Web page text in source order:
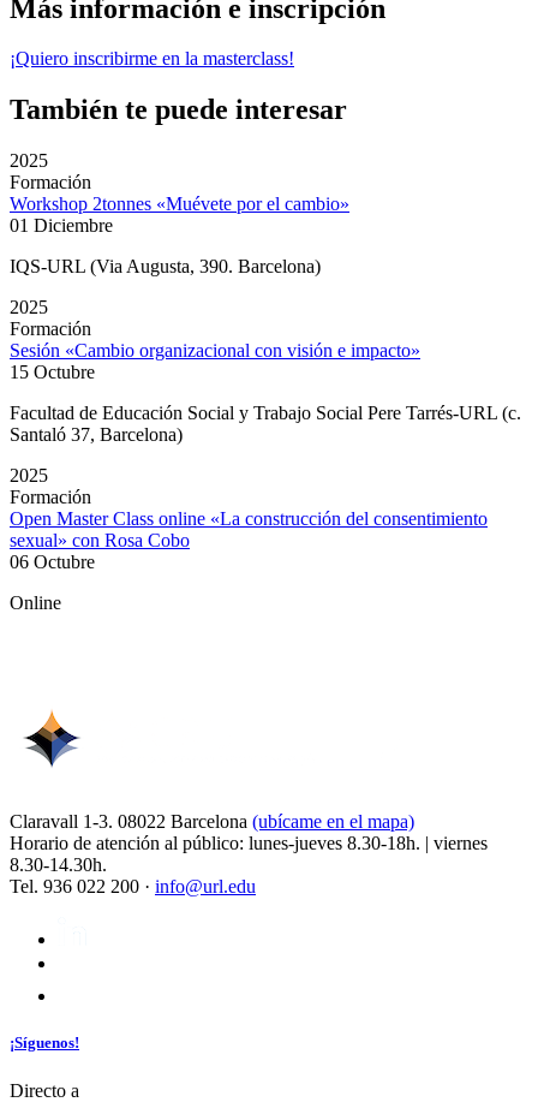
Más información e inscripción
¡Quiero inscribirme en la masterclass!
También te puede interesar
2025
Formación
Workshop 2tonnes «Muévete por el cambio»
01 Diciembre
IQS-URL (Via Augusta, 390. Barcelona)
2025
Formación
Sesión «Cambio organizacional con visión e impacto»
15 Octubre
Facultad de Educación Social y Trabajo Social Pere Tarrés-URL (c.
Santaló 37, Barcelona)
2025
Formación
Open Master Class online «La construcción del consentimiento
sexual» con Rosa Cobo
06 Octubre
Online
Claravall 1-3. 08022 Barcelona (ubícame en el mapa)
Horario de atención al público: lunes-jueves 8.30-18h. | viernes
8.30-14.30h.
Tel. 936 022 200 · info@url.edu
¡Síguenos!
Directo a